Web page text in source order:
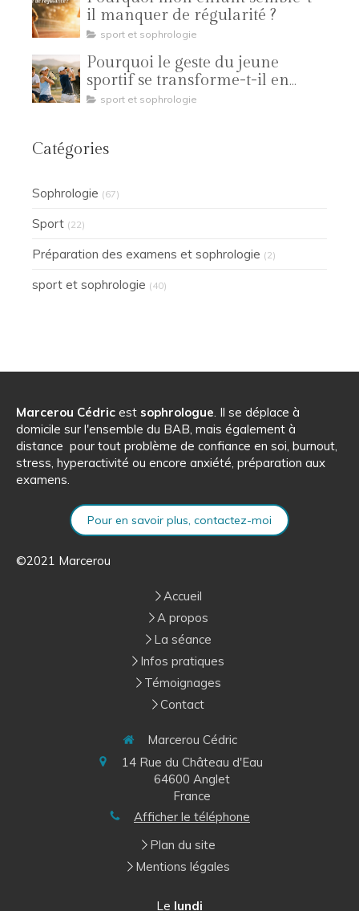
il manquer de régularité ?
sport et sophrologie
Pourquoi le geste du jeune
sportif se transforme-t-il en
compétition ?
sport et sophrologie
Catégories
Sophrologie (67)
Sport (22)
Préparation des examens et sophrologie (2)
sport et sophrologie (40)
Marcerou Cédric est sophrologue. Il se déplace à
domicile sur l'ensemble du BAB, mais également à
distance pour tout problème de confiance en soi, burnout,
stress, hyperactivité ou encore anxiété, préparation aux
examens.
Pour en savoir plus, contactez-moi
©2021 Marcerou
Accueil
A propos
La séance
Infos pratiques
Témoignages
Contact
Marcerou Cédric
14 Rue du Château d'Eau
64600 Anglet
France
Afficher le téléphone
Plan du site
Mentions légales
Le lundi